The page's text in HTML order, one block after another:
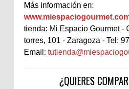
Más información en:
tienda: Mi Espacio Gourmet -
torres, 101 - Zaragoza - Tel:
Email:
¿QUIERES